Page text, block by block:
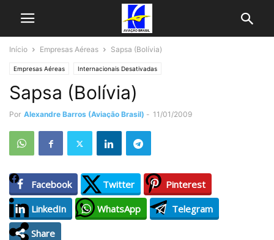
Início Empresas Aéreas Sapsa (Bolívia)
Empresas Aéreas Internacionais Desativadas
Sapsa (Bolívia)
Por Alexandre Barros (Aviação Brasil) - 11/01/2009
Facebook Twitter
Pinterest
LinkedIn
WhatsApp
Telegram
Share